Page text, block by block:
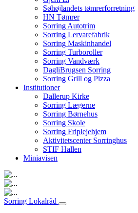
Søhøjlandets tømrerforretning
HN Tømrer
Sorring Autotrim
Sorring Lervarefabrik
Sorring Maskinhandel
Sorring Turboroller
Sorring Vandværk
DagliBrugsen Sorring
Sorring Grill og Pizza
Institutioner
Dallerup Kirke
Sorring Lægerne
Sorring Børnehus
Sorring Skole
Sorring Friplejehjem
Aktivitetscenter Sorringhus
STIF Hallen
Miniavisen
Hovednavigation
Sorring Lokalråd